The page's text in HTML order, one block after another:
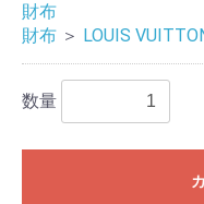
財布
財布 ＞ LOUIS
数量